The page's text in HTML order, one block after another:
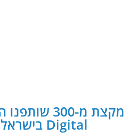
Digital בישראל ובעולם: